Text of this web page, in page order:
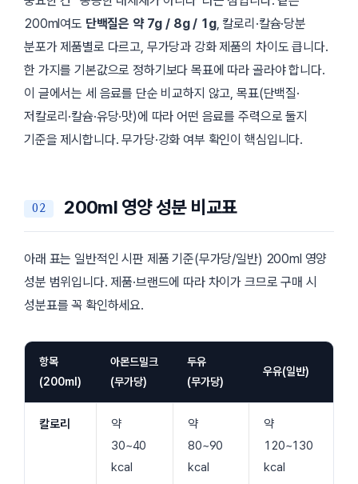
200ml여도 단백질은 약 7g / 8g / 1g, 칼로리·칼슘·당분
분포가 제품별로 다르고, 무가당과 강화 제품의 차이도 큽니다.
한 가지를 기본값으로 정하기보다 목표에 따라 골라야 합니다.
이 글에서는 세 음료를 단순 비교하지 않고, 목표(단백질·
저칼로리·칼슘·유당·맛)에 따라 어떤 음료를 주력으로 둘지
기준을 제시합니다. 무가당·강화 여부 확인이 핵심입니다.
200ml 영양 성분 비교표
아래 표는 일반적인 시판 제품 기준(무가당/일반) 200ml 영양
성분 범위입니다. 제품·브랜드에 따라 차이가 크므로 구매 시
성분표를 꼭 확인하세요.
항목
(200ml)
아몬드밀크
(무가당)
두유
(무가당)
우유(일반)
칼로리
약
30~40
kcal
약
80~90
kcal
약
120~130
kcal